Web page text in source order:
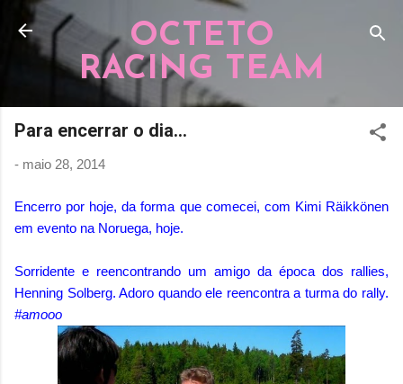
Pular para o conteúdo principal
OCTETO
RACING TEAM
Para encerrar o dia...
- maio 28, 2014
Encerro por hoje, da forma que comecei, com Kimi Räikkönen
em evento na Noruega, hoje.
Sorridente e reencontrando um amigo da época dos rallies,
Henning Solberg. Adoro quando ele reencontra a turma do rally.
#amooo